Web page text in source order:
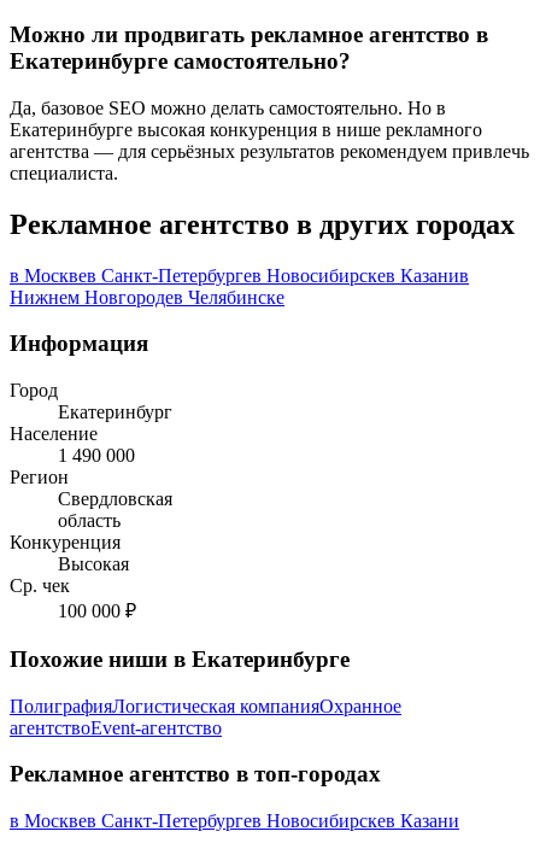
Можно ли продвигать рекламное агентство в
Екатеринбурге самостоятельно?
Да, базовое SEO можно делать самостоятельно. Но в
Екатеринбурге высокая конкуренция в нише рекламного
агентства — для серьёзных результатов рекомендуем привлечь
специалиста.
Рекламное агентство в других городах
в Москвев Санкт-Петербургев Новосибирскев Казанив
Нижнем Новгородев Челябинске
Информация
Город
Екатеринбург
Население
1 490 000
Регион
Свердловская
область
Конкуренция
Высокая
Ср. чек
100 000 ₽
Похожие ниши в Екатеринбурге
ПолиграфияЛогистическая компанияОхранное
агентствоEvent-агентство
Рекламное агентство в топ-городах
в Москвев Санкт-Петербургев Новосибирскев Казани